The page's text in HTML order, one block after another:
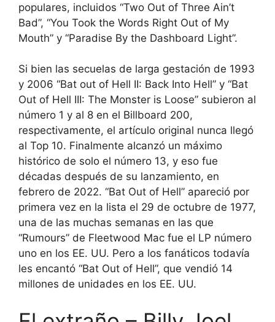
populares, incluidos “Two Out of Three Ain’t
Bad”, “You Took the Words Right Out of My
Mouth” y “Paradise By the Dashboard Light”.
Si bien las secuelas de larga gestación de 1993
y 2006 “Bat out of Hell II: Back Into Hell” y “Bat
Out of Hell III: The Monster is Loose” subieron al
número 1 y al 8 en el Billboard 200,
respectivamente, el artículo original nunca llegó
al Top 10. Finalmente alcanzó un máximo
histórico de solo el número 13, y eso fue
décadas después de su lanzamiento, en
febrero de 2022. “Bat Out of Hell” apareció por
primera vez en la lista el 29 de octubre de 1977,
una de las muchas semanas en las que
“Rumours” de Fleetwood Mac fue el LP número
uno en los EE. UU. Pero a los fanáticos todavía
les encantó “Bat Out of Hell”, que vendió 14
millones de unidades en los EE. UU.